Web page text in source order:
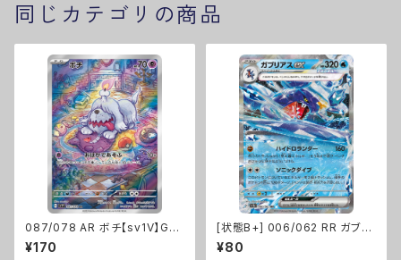
同じカテゴリの商品
087/078 AR ボチ【sv1V】Gレ
ギュ
¥170
[状態B+] 006/062 RR ガブリ
アスex【sv3a】Gレギュ
¥80